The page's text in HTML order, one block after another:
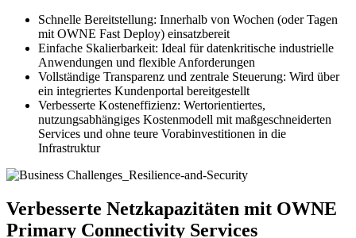
Schnelle Bereitstellung: Innerhalb von Wochen (oder Tagen
mit OWNE Fast Deploy) einsatzbereit
Einfache Skalierbarkeit: Ideal für datenkritische industrielle
Anwendungen und flexible Anforderungen
Vollständige Transparenz und zentrale Steuerung: Wird über
ein integriertes Kundenportal bereitgestellt
Verbesserte Kosteneffizienz: Wertorientiertes,
nutzungsabhängiges Kostenmodell mit maßgeschneiderten
Services und ohne teure Vorabinvestitionen in die
Infrastruktur
Verbesserte Netzkapazitäten mit OWNE
Primary Connectivity Services